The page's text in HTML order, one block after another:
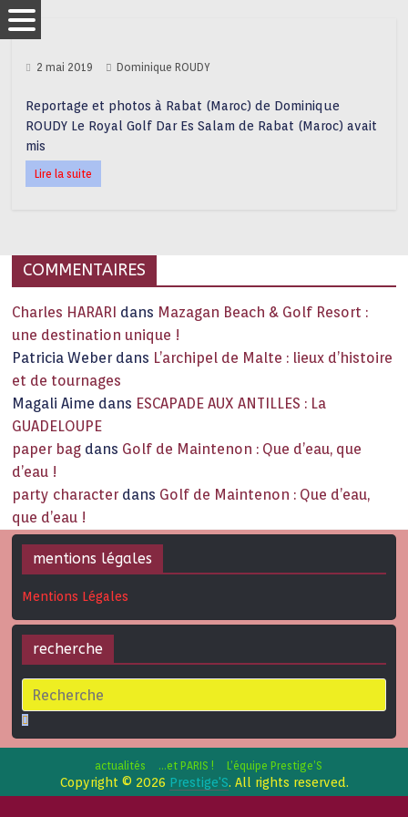
2 mai 2019 Dominique ROUDY
Reportage et photos à Rabat (Maroc) de Dominique
ROUDY Le Royal Golf Dar Es Salam de Rabat (Maroc) avait
mis
Lire la suite
COMMENTAIRES
Charles HARARI dans Mazagan Beach & Golf Resort :
une destination unique !
Patricia Weber dans L’archipel de Malte : lieux d’histoire
et de tournages
Magali Aime dans ESCAPADE AUX ANTILLES : La
GUADELOUPE
paper bag dans Golf de Maintenon : Que d’eau, que
d’eau !
party character dans Golf de Maintenon : Que d’eau,
que d’eau !
mentions légales
Mentions Légales
recherche
actualités …et PARIS ! L’équipe Prestige’S
Copyright © 2026 Prestige'S. All rights reserved.